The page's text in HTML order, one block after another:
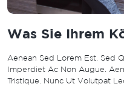
Was Sie Ihrem
Aenean Sed Lorem Est. Sed
Imperdiet Ac Non Augue.
Tristique. Nunc Ut Volutpat